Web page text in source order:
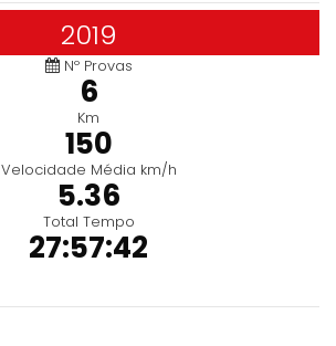
2019
Nº Provas
6
Km
150
Velocidade Média km/h
5.36
Total Tempo
27:57:42